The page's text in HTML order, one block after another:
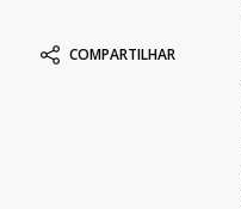
COMPARTILHAR